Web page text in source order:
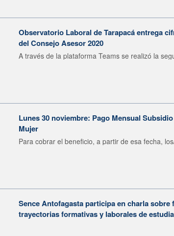
Observatorio Laboral de Tarapacá entrega
del Consejo Asesor 2020
A través de la plataforma Teams se realizó la
Lunes 30 noviembre: Pago Mensual
Mujer
Para cobrar el beneficio, a partir de esa fecha,
Sence Antofagasta participa en charla
trayectorias formativas y laborales de